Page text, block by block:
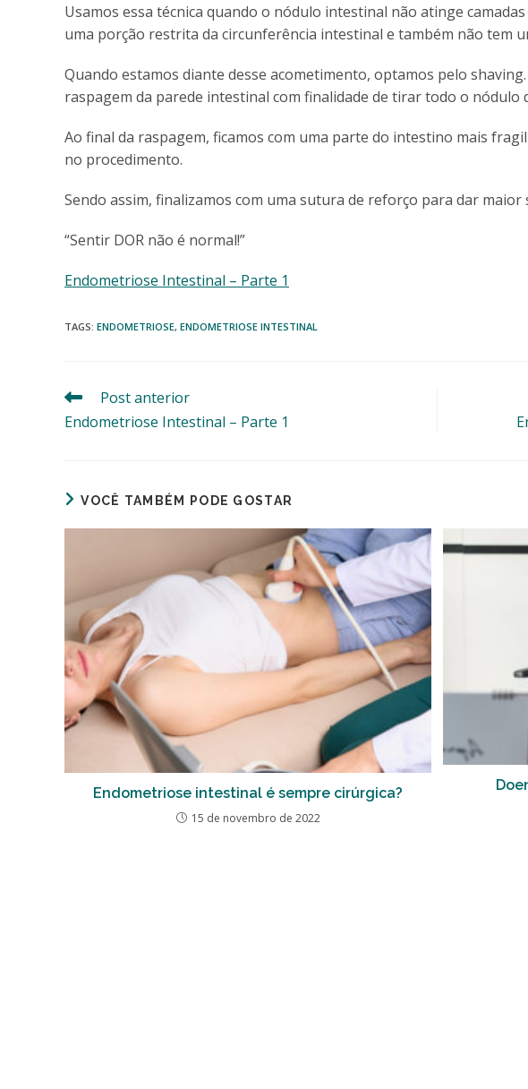
Usamos essa técnica quando o nódulo intestinal não atinge
uma porção restrita da circunferência intestinal e também não tem
Quando estamos diante desse acometimento, optamos pelo
raspagem da parede intestinal com finalidade de tirar todo o nódulo
Ao final da raspagem, ficamos com uma parte do intestino mais
no procedimento.
Sendo assim, finalizamos com uma sutura de reforço para dar
“Sentir DOR não é normal!”
Endometriose Intestinal – Parte 1
TAGS: ENDOMETRIOSE, ENDOMETRIOSE INTESTINAL
Leia
artigos
Post anterior
Endometriose Intestinal – Parte 1
VOCÊ TAMBÉM PODE GOSTAR
Endometriose intestinal é sempre cirúrgica?
15 de novembro de 2022